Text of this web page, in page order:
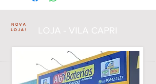
LOJA - VILA CAPRI
NOVA
LOJA!